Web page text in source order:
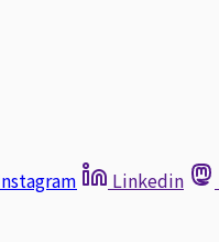
Linkedin